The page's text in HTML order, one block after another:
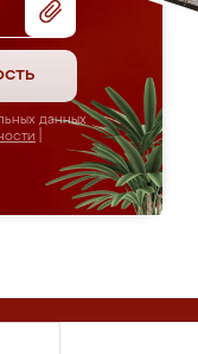
данных